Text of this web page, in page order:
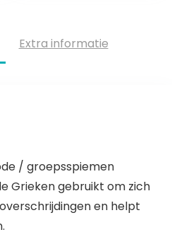
Extra informatie
/ groepsspiemen
Grieken gebruikt om zich
en helpt